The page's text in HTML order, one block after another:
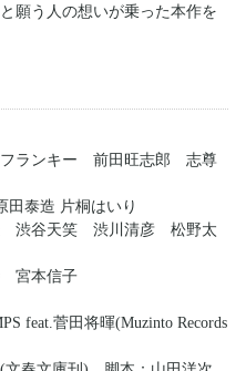
願う人の想いが乗った本作を
ランキー 前田旺志郎 志尊
泰造 片桐はいり
渋谷天笑 渋川清彦 松野太
宮本信子
feat.菅田将暉(Muzinto Records